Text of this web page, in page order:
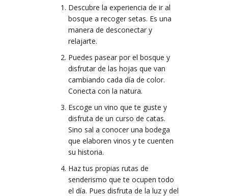
Descubre la experiencia de ir al
bosque a recoger setas. Es una
manera de desconectar y
relajarte.
Puedes pasear por el bosque y
disfrutar de las hojas que van
cambiando cada día de color.
Conecta con la natura.
Escoge un vino que te guste y
disfruta de un curso de catas.
Sino sal a conocer una bodega
que elaboren vinos y te cuenten
su historia.
Haz tus propias rutas de
senderismo que te ocupen todo
el día. Pues disfruta de la luz y del